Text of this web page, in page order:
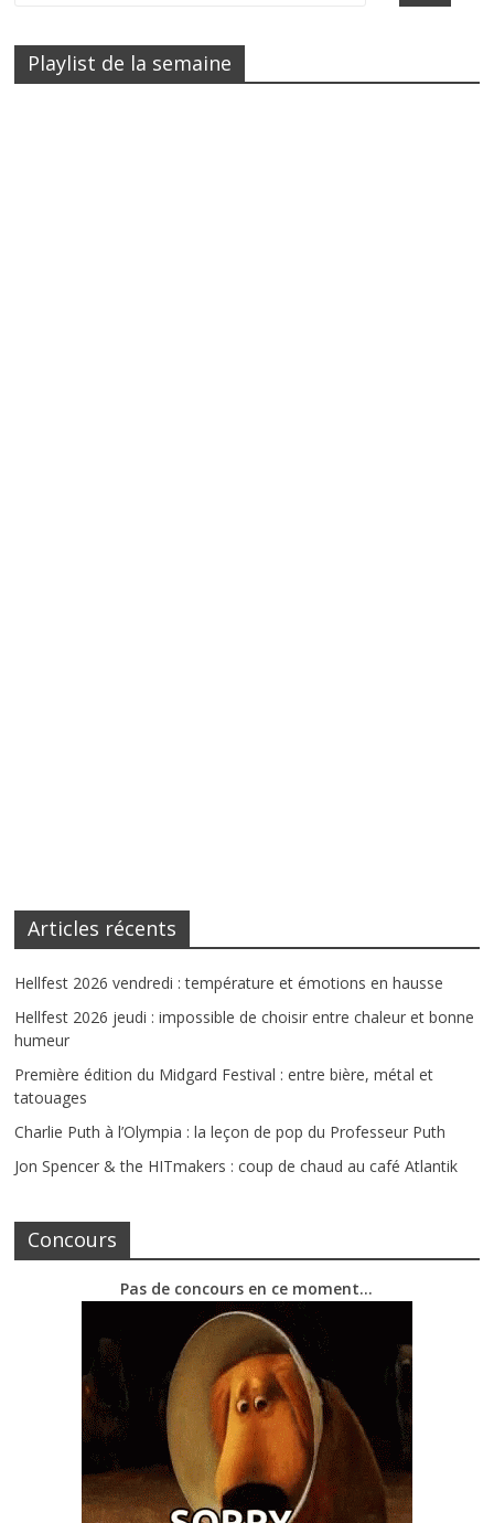
Playlist de la semaine
Articles récents
Hellfest 2026 vendredi : température et émotions en hausse
Hellfest 2026 jeudi : impossible de choisir entre chaleur et bonne
humeur
Première édition du Midgard Festival : entre bière, métal et
tatouages
Charlie Puth à l’Olympia : la leçon de pop du Professeur Puth
Jon Spencer & the HITmakers : coup de chaud au café Atlantik
Concours
Pas de concours en ce moment…